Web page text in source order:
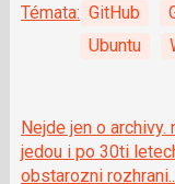
Témata: GitHub
Ubuntu
Nejde jen o
jedou i po 30ti
obstarozni